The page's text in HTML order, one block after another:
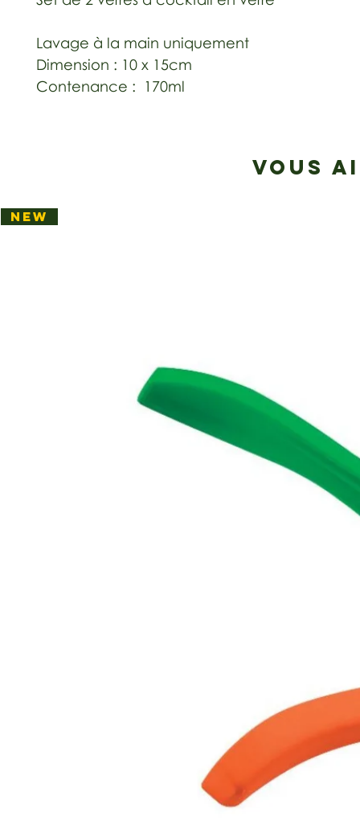
Lavage à la main uniquement
Dimension : 10 x 15cm
Contenance : 170ml
VOUS
NEW